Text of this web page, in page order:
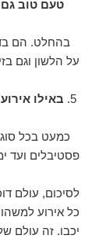
טעם טוב
בהחלט. הם
על הלשון וגם
באילו
כמעט בכל סוג
פסטיבלים ועד
לסיכום, עולם
כל אירוע
יכבו. זה עולם